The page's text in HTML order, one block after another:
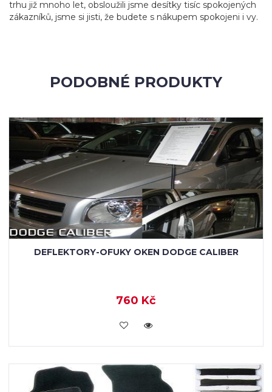
trhu již mnoho let, obsloužili jsme desítky tisíc spokojených
zákazníků, jsme si jisti, že budete s nákupem spokojeni i vy.
PODOBNÉ PRODUKTY
DEFLEKTORY-OFUKY OKEN DODGE CALIBER
760 Kč
KOUPIT